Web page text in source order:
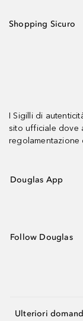
Shopping Sicuro
I Sigilli di
sito ufficiale dove
regolamentazione
Douglas App
Follow Douglas
Ulteriori